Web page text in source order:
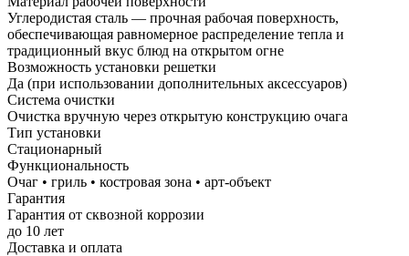
Углеродистая сталь — прочная рабочая поверхность,
обеспечивающая равномерное распределение тепла и
традиционный вкус блюд на открытом огне
Возможность установки решетки
Да (при использовании дополнительных аксессуаров)
Система очистки
Очистка вручную через открытую конструкцию очага
Тип установки
Стационарный
Функциональность
Очаг • гриль • костровая зона • арт-объект
Гарантия
Гарантия от сквозной коррозии
до 10 лет
Доставка и оплата